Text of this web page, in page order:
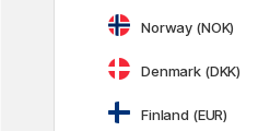
Norway (NOK)
Denmark (DKK)
Finland (EUR)